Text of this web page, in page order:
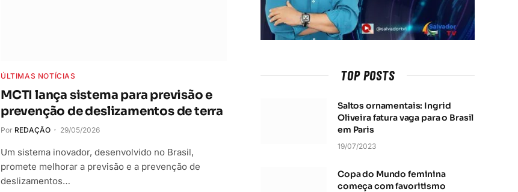
ÚLTIMAS NOTÍCIAS
MCTI lança sistema para previsão e
prevenção de deslizamentos de terra
Por REDAÇÃO 29/05/2026
Um sistema inovador, desenvolvido no Brasil,
promete melhorar a previsão e a prevenção de
deslizamentos…
TOP POSTS
Saltos ornamentais: Ingrid
Oliveira fatura vaga para o Brasil
em Paris
19/07/2023
Copa do Mundo feminina
começa com favoritismo